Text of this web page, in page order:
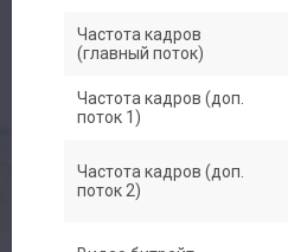
Частота кадров
(главный поток)
Частота кадров (доп.
поток 1)
Частота кадров (доп.
поток 2)